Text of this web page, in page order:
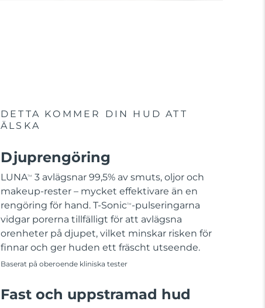
DETTA KOMMER DIN HUD ATT
ÄLSKA
Djuprengöring
LUNATM
3 avlägsnar 99,5% av smuts, oljor och
makeup-rester – mycket effektivare än en
rengöring för hand. T-SonicTM -pulseringarna
vidgar porerna tillfälligt för att avlägsna
orenheter på djupet, vilket minskar risken för
finnar och ger huden ett fräscht utseende.
Baserat på oberoende kliniska tester
Fast och uppstramad hud